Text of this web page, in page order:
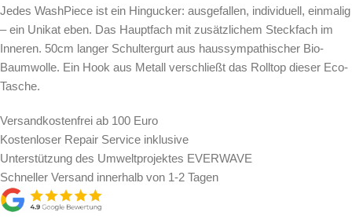
Jedes WashPiece ist ein Hingucker: ausgefallen, individuell, einmalig
– ein Unikat eben. Das Hauptfach mit zusätzlichem Steckfach im
Inneren. 50cm langer Schultergurt aus haussympathischer Bio-
Baumwolle. Ein Hook aus Metall verschließt das Rolltop dieser Eco-
Tasche.
Versandkostenfrei ab 100 Euro
Kostenloser Repair Service inklusive
Unterstützung des Umweltprojektes EVERWAVE
Schneller Versand innerhalb von 1-2 Tagen